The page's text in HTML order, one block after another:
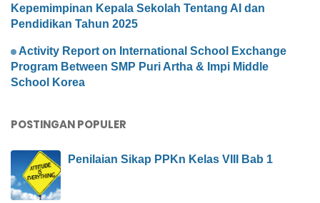
Kepemimpinan Kepala Sekolah Tentang AI dan
Pendidikan Tahun 2025
Activity Report on International School Exchange
Program Between SMP Puri Artha & Impi Middle
School Korea
POSTINGAN POPULER
Penilaian Sikap PPKn Kelas VIII Bab 1